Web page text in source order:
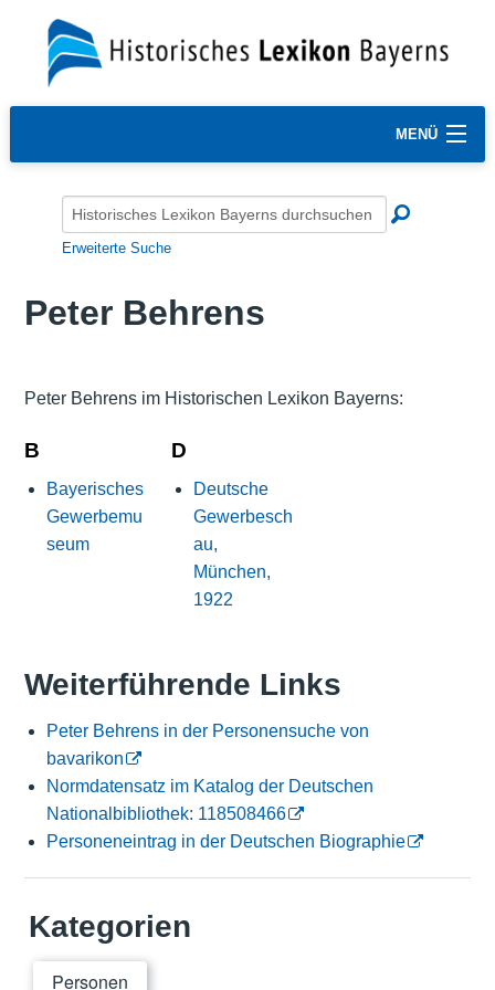
MENÜ
Erweiterte Suche
Peter Behrens
Peter Behrens im Historischen Lexikon Bayerns:
B
Bayerisches
Gewerbemu
seum
D
Deutsche
Gewerbesch
au,
München,
1922
Weiterführende Links
Peter Behrens in der Personensuche von
bavarikon
Normdatensatz im Katalog der Deutschen
Nationalbibliothek: 118508466
Personeneintrag in der Deutschen Biographie
Kategorien
Personen